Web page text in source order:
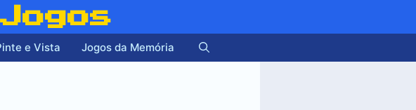
e Vista Jogos da Memória